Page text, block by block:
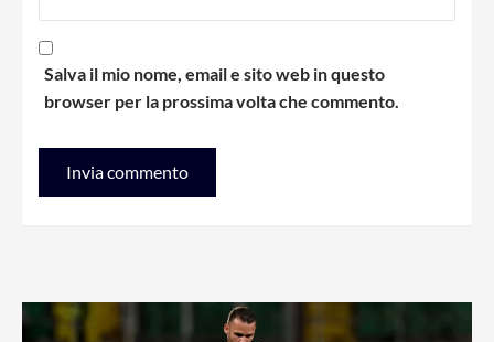
Salva il mio nome, email e sito web in questo
browser per la prossima volta che commento.